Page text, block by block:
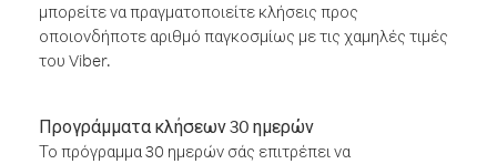
μπορείτε να πραγματοποιείτε κλήσεις προς
οποιονδήποτε αριθμό παγκοσμίως με τις χαμηλές τιμές
του Viber.
Προγράμματα κλήσεων 30 ημερών
Το πρόγραμμα 30 ημερών σάς επιτρέπει να